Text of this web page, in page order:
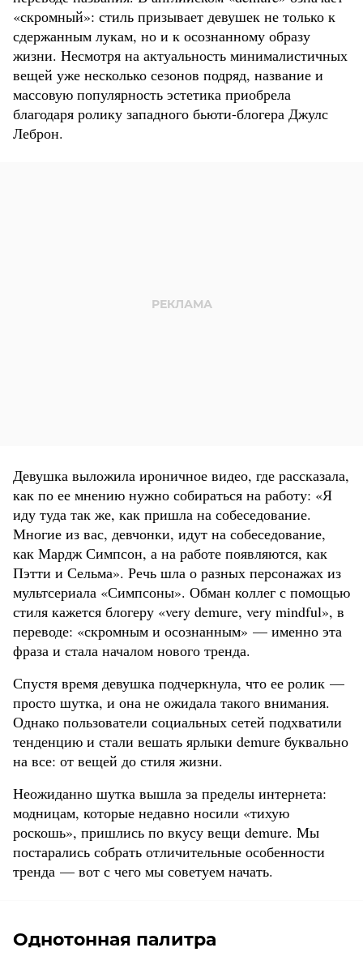
«скромный»: стиль призывает девушек не только к
сдержанным лукам, но и к осознанному образу
жизни. Несмотря на актуальность минималистичных
вещей уже несколько сезонов подряд, название и
массовую популярность эстетика приобрела
благодаря ролику западного бьюти-блогера Джулс
Леброн.
Девушка выложила ироничное видео, где рассказала,
как по ее мнению нужно собираться на работу: «Я
иду туда так же, как пришла на собеседование.
Многие из вас, девчонки, идут на собеседование,
как Мардж Симпсон, а на работе появляются, как
Пэтти и Сельма». Речь шла о разных персонажах из
мультсериала «Симпсоны». Обман коллег с помощью
стиля кажется блогеру «very demure, very mindful», в
переводе: «скромным и осознанным» — именно эта
фраза и стала началом нового тренда.
Спустя время девушка подчеркнула, что ее ролик —
просто шутка, и она не ожидала такого внимания.
Однако пользователи социальных сетей подхватили
тенденцию и стали вешать ярлыки demure буквально
на все: от вещей до стиля жизни.
Неожиданно шутка вышла за пределы интернета:
модницам, которые недавно носили «тихую
роскошь», пришлись по вкусу вещи demure. Мы
постарались собрать отличительные особенности
тренда — вот с чего мы советуем начать.
Однотонная палитра